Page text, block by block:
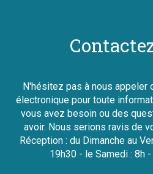
N'hésitez pas à nous appeler
électronique pour toute
vous avez besoin ou des
avoir. Nous serions ravis de
Réception : du Dimanche au
19h30 - le Samedi : 8h